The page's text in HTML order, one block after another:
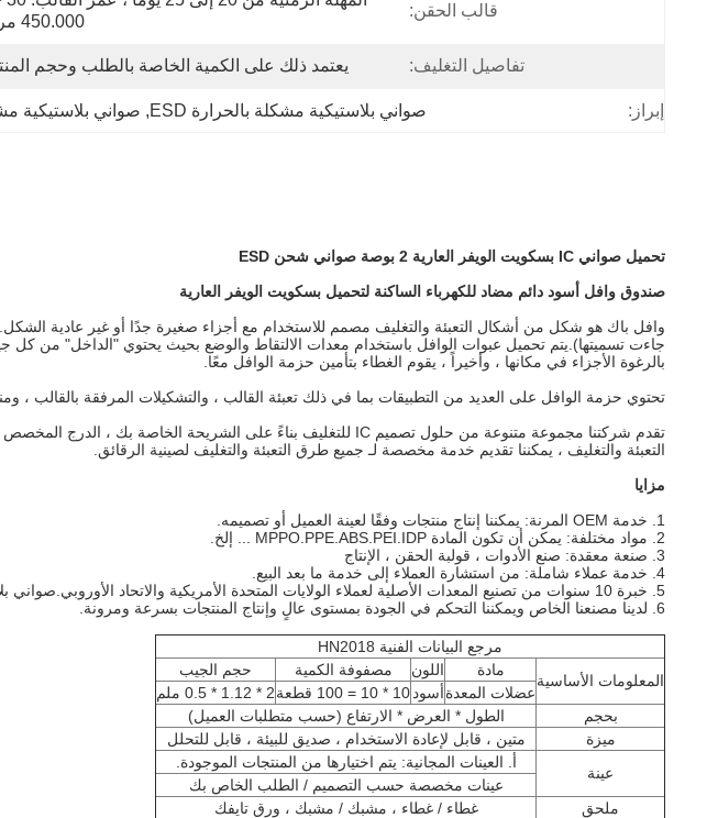
قالب الحقن:
450.000 مرة
تفاصيل التغليف: يعتمد ذلك على الكمية الخاصة بالطلب وحجم
إبراز: صواني بلاستيكية مشكلة بالحرارة ESD , صواني بلاستيكية
تحميل صواني IC بسكويت الويفر العارية 2 بوصة صواني شحن ESD
صندوق وافل أسود دائم مضاد للكهرباء الساكنة لتحميل بسكويت الويفر العارية
وافل باك هو شكل من أشكال التعبئة والتغليف مصمم للاستخدام مع أجزاء صغيرة جدًا أو غير عادية
جاءت تسميتها).يتم تحميل عبوات الوافل باستخدام معدات الالتقاط والوضع بحيث يحتوي "الداخل" من كل
بالرغوة الأجزاء في مكانها ، وأخيراً ، يقوم الغطاء بتأمين حزمة الوافل معًا.
تحتوي حزمة الوافل على العديد من التطبيقات بما في ذلك تعبئة القالب ، والتشكيلات المرفقة بالقالب ،
التعبئة والتغليف ، يمكننا تقديم خدمة مخصصة لـ جميع طرق التعبئة والتغليف لصينية الرقائق.
مزايا
1.
خدمة OEM المرنة: يمكننا إنتاج منتجات وفقًا لعينة العميل أو تصميمه.
2.
مواد مختلفة: يمكن أن تكون المادة MPPO.PPE.ABS.PEI.IDP ... إلخ.
3. صنعة معقدة: صنع الأدوات ، قولبة الحقن ، الإنتاج
4. خدمة عملاء شاملة: من استشارة العملاء إلى خدمة ما بعد البيع.
5. خبرة 10 سنوات من تصنيع المعدات الأصلية لعملاء الولايات المتحدة الأمريكية والاتحاد الأوروبي.
صواني
6. لدينا مصنعنا الخاص ويمكننا التحكم في الجودة بمستوى عالٍ وإنتاج المنتجات بسرعة ومرونة.
مرجع البيانات الفنية HN2018
المعلومات الأساسية
مادة اللون مصفوفة الكمية
حجم الجيب
عضلات المعدةأسود 10 * 10 = 100 قطعة
2 * 1.12 * 0.5 ملم
بحجم
الطول * العرض * الارتفاع (حسب متطلبات العميل)
ميزة
متين ، قابل لإعادة الاستخدام ، صديق للبيئة ، قابل للتحلل
عينة
أ. العينات المجانية: يتم اختيارها من المنتجات الموجودة.
عينات مخصصة حسب التصميم / الطلب الخاص بك
ملحق
غطاء / غطاء ، مشبك / مشبك ، ورق تايفك